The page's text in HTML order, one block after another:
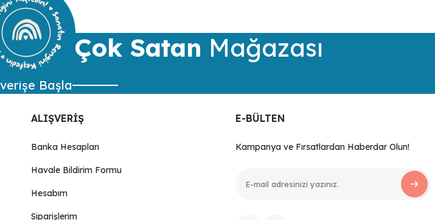
Yorum YazEn Çok Satan Mağazası
Başla
ALIŞVERİŞ
Banka Hesapları
Havale Bildirim Formu
Hesabım
Siparişlerim
E-BÜLTEN
Kampanya ve Fırsatlardan Haberdar Olun!